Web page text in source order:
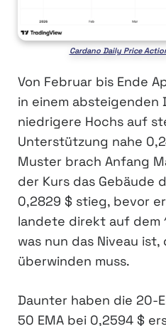
Cardano Daily Price
Von Februar bis Ende
in einem absteigenden
niedrigere Hochs auf
Unterstützung nahe
Muster brach Anfang
der Kurs das Gebäude
0,2829 $ stieg, bevor
landete direkt auf dem
was nun das Niveau
überwinden muss.
Daunter haben die 20-
50 EMA bei 0,2594 $